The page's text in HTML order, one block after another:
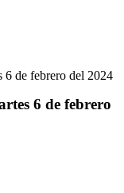
6 de febrero del 2024
6 de febrero